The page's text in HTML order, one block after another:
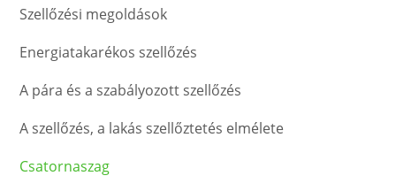
Szellőzési megoldások
Energiatakarékos szellőzés
A pára és a szabályozott szellőzés
A szellőzés, a lakás szellőztetés elmélete
Csatornaszag